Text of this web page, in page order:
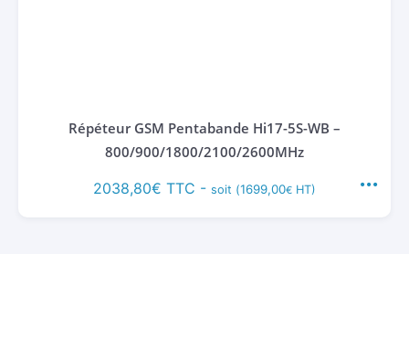
Répéteur GSM Pentabande Hi17-5S-WB –
800/900/1800/2100/2600MHz
2038,80€ TTC - soit (1699,00€ HT)